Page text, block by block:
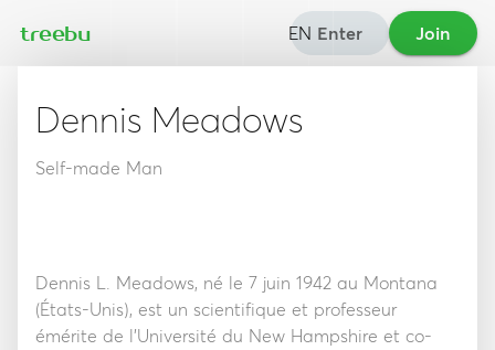
treebu EN Enter Join
Dennis Meadows
Self-made Man
Dennis L. Meadows, né le 7 juin 1942 au Montana
(États-Unis), est un scientifique et professeur
émérite de l'Université du New Hampshire et co-